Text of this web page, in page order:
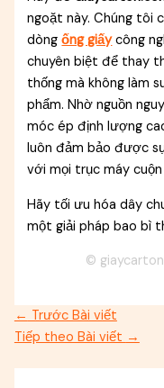
ngoặt này. Chúng tôi
dòngống giấycông
chuyên biệt để thay
thống mà không làm
phẩm. Nhờ nguồn
móc ép định lượng
luôn đảm bảo được
với mọi trục máy cuộn
Hãy tối ưu hóa dây
một giải pháp bao bì
©
← Trước Bài viết
Tiếp theo Bài viết →